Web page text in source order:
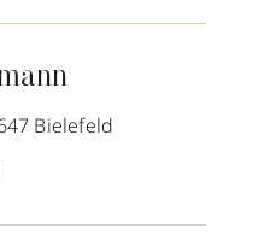
Bielefeld